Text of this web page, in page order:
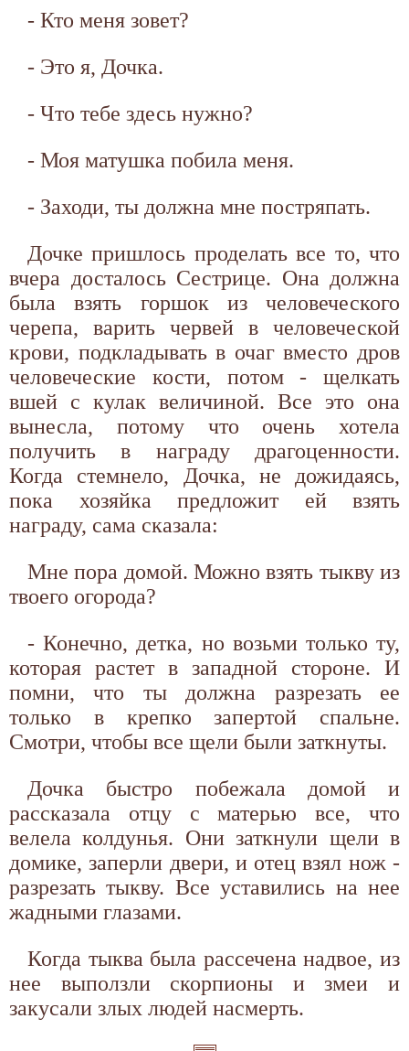
- Кто меня зовет?
- Это я, Дочка.
- Что тебе здесь нужно?
- Моя матушка побила меня.
- Заходи, ты должна мне постряпать.
Дочке пришлось проделать все то, что
вчера досталось Сестрице. Она должна
была взять горшок из человеческого
черепа, варить червей в человеческой
крови, подкладывать в очаг вместо дров
человеческие кости, потом - щелкать
вшей с кулак величиной. Все это она
вынесла, потому что очень хотела
получить в награду драгоценности.
Когда стемнело, Дочка, не дожидаясь,
пока хозяйка предложит ей взять
награду, сама сказала:
Мне пора домой. Можно взять тыкву из
твоего огорода?
- Конечно, детка, но возьми только ту,
которая растет в западной стороне. И
помни, что ты должна разрезать ее
только в крепко запертой спальне.
Смотри, чтобы все щели были заткнуты.
Дочка быстро побежала домой и
рассказала отцу с матерью все, что
велела колдунья. Они заткнули щели в
домике, заперли двери, и отец взял нож -
разрезать тыкву. Все уставились на нее
жадными глазами.
Когда тыква была рассечена надвое, из
нее выползли скорпионы и змеи и
закусали злых людей насмерть.